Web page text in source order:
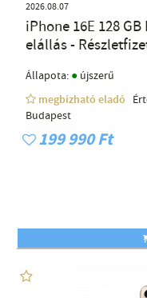
2026.08.07
iPhone 16E 128
elállás -
Állapota: ● újszerű
megbízható eladó
Budapest
199 990 Ft